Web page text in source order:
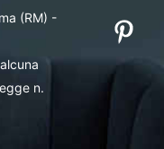
(RM) -
n.